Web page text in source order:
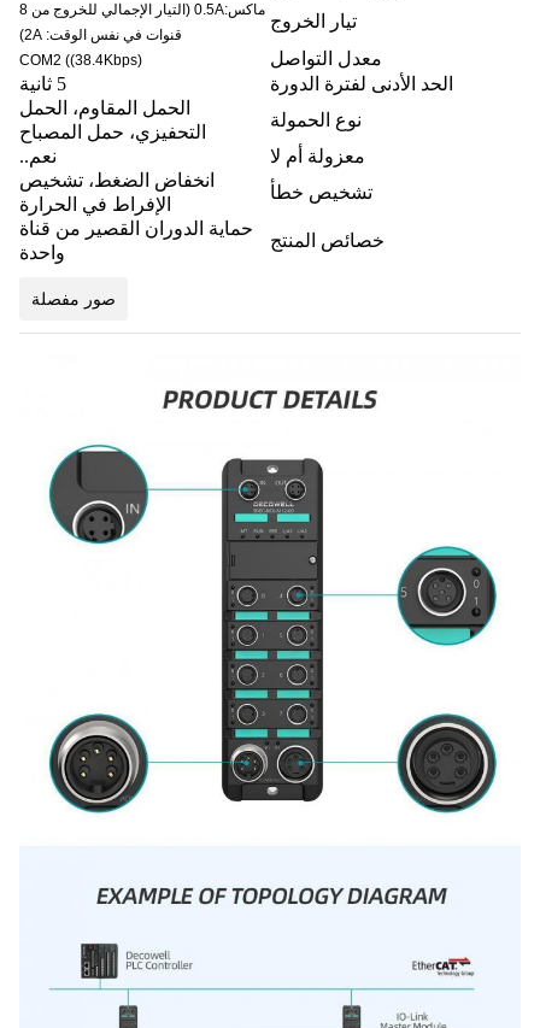
تيار الخروج
ماكس:0.5A (التيار الإجمالي للخروج من 8
قنوات في نفس الوقت: 2A)
معدل التواصل COM2 ((38.4Kbps)
الحد الأدنى لفترة الدورة
5 ثانية
نوع الحمولة
الحمل المقاوم، الحمل
التحفيزي، حمل المصباح
معزولة أم لا
نعم..
تشخيص خطأ
انخفاض الضغط، تشخيص
الإفراط في الحرارة
خصائص المنتج
حماية الدوران القصير من قناة
واحدة
صور مفصلة